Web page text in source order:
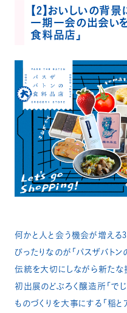
【2】おいしいの背
一期一会の出会い
食料品店」
何かと人と会う機会が増える
ぴったりなのが「パスザバトン
伝統を大切にしながら新たな
初出展のどぶろく醸造所「で
ものづくりを大事にする「稲と